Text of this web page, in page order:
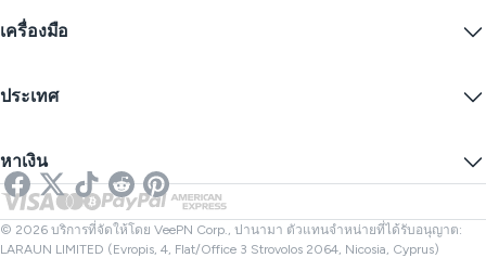
VPN ฟรี
ส่วนลดนักเรียน
บล็อก
นโยบายความเป็นส่วนตัว
การตั้งค่าคุกกี้
ความเป็นส่วนตัวทางอินเทอร์เน็ต
IP ไม่ระบุตัวตน
VPN สำหรับการสตรีม
Netflix VPN
เครื่องมือ
ซ่อน IP ของคุณ
SMS ออนไลน์
ตรวจสอบลิงก์
ตรวจสอบไฟล์
ประเทศ
VPN ของสหราชอาณาจักร
VPN ของแคนาดา
VPN ของตุรกี
หาเงิน
พันธมิตร
© 2026 บริการที่จัดให้โดย VeePN Corp., ปานามา ตัวแทนจำหน่ายที่ได้รับอนุญาต:
LARAUN LIMITED (Evropis, 4, Flat/Office 3 Strovolos 2064, Nicosia, Cyprus)